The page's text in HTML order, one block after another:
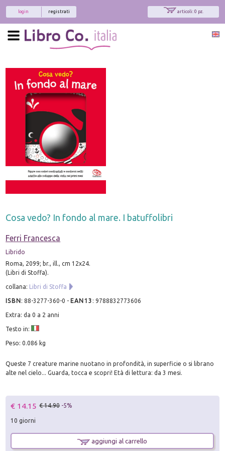
articoli: 0 pz.
registrati
login
Cosa vedo? In fondo al mare. I batuffolibri
Ferri Francesca
Librido
Roma, 2099; br., ill., cm 12x24.
(Libri di Stoffa).
collana: Libri di Stoffa
ISBN:88-3277-360-0 - EAN13 :9788832773606
Extra: da 0 a 2 anni
Testo in:
Peso: 0.086 kg
Queste 7 creature marine nuotano in profondità, in superficie o si librano
alte nel cielo... Guarda, tocca e scopri! Età di lettura: da 3 mesi.
€ 14.15 € 14.90 -5%
10 giorni
aggiungi al carrello